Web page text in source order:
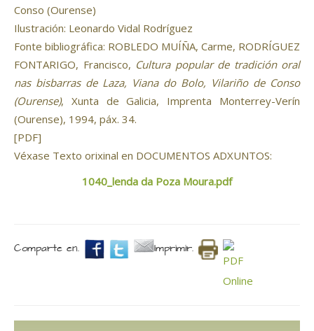
Conso (Ourense)
Ilustración: Leonardo Vidal Rodríguez
Fonte bibliográfica: ROBLEDO MUÍÑA, Carme, RODRÍGUEZ
FONTARIGO, Francisco, Cultura popular de tradición oral
nas bisbarras de Laza, Viana do Bolo, Vilariño de Conso
(Ourense), Xunta de Galicia, Imprenta Monterrey-Verín
(Ourense), 1994, páx. 34.
[PDF]
Véxase Texto orixinal en DOCUMENTOS ADXUNTOS:
1040_lenda da Poza Moura.pdf
Comparte en. Imprimir.